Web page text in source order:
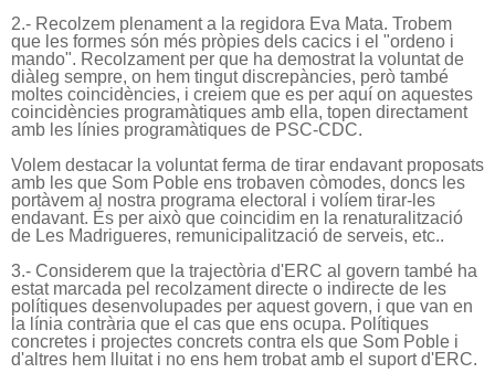
2.- Recolzem plenament a la regidora Eva Mata. Trobem
que les formes són més pròpies dels cacics i el "ordeno i
mando". Recolzament per que ha demostrat la voluntat de
diàleg sempre, on hem tingut discrepàncies, però també
moltes coincidències, i creiem que es per aquí on aquestes
coincidències programàtiques amb ella, topen directament
amb les línies programàtiques de PSC-CDC.
Volem destacar la voluntat ferma de tirar endavant proposats
amb les que Som Poble ens trobaven còmodes, doncs les
portàvem al nostra programa electoral i volíem tirar-les
endavant. És per això que coincidim en la renaturalització
de Les Madrigueres, remunicipalització de serveis, etc..
3.- Considerem que la trajectòria d'ERC al govern també ha
estat marcada pel recolzament directe o indirecte de les
polítiques desenvolupades per aquest govern, i que van en
la línia contrària que el cas que ens ocupa. Polítiques
concretes i projectes concrets contra els que Som Poble i
d'altres hem lluitat i no ens hem trobat amb el suport d'ERC.